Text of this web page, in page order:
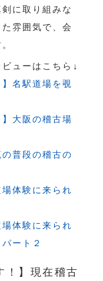
に取り組みな
雰囲気で、会
ューはこちら↓
名駅道場を覗
大阪の稽古場
普段の稽古の
体験に来られ
体験に来られ
ート２
！】現在稽古